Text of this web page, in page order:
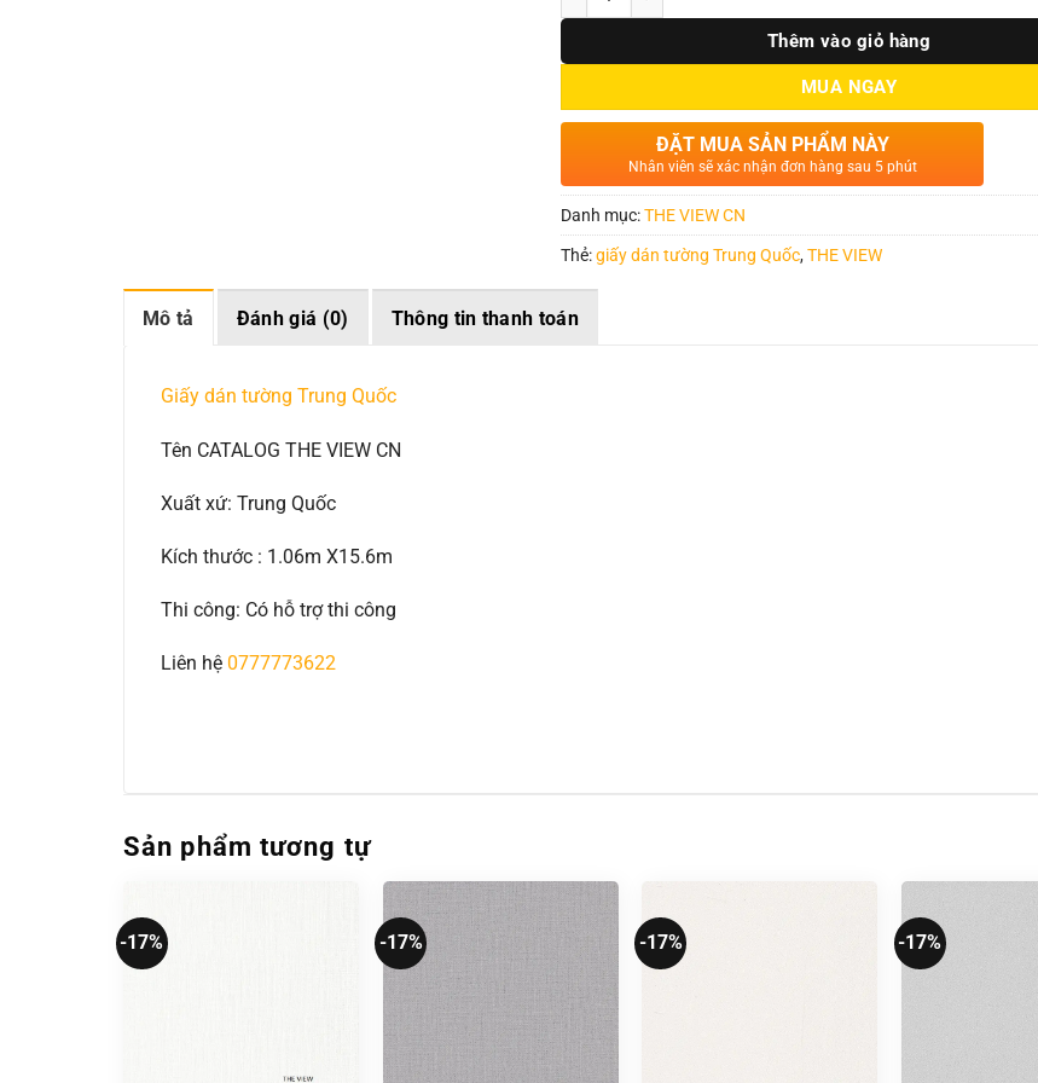
Thêm vào giỏ hàng
MUA NGAY
ĐẶT MUA SẢN PHẨM NÀY
Nhân viên sẽ xác nhận đơn hàng sau 5 phút
Danh mục:THE VIEW CN
Thẻ:giấy dán tường Trung Quốc,THE VIEW
Mô tả Đánh giá (0) Thông tin thanh toán
Giấy dán tường Trung Quốc
Tên CATALOG THE VIEW CN
Xuất xứ: Trung Quốc
Kích thước : 1.06m X15.6m
Thi công: Có hỗ trợ thi công
Liên hệ 0777773622
Sản phẩm tương tự
-17% -17% -17% -17%